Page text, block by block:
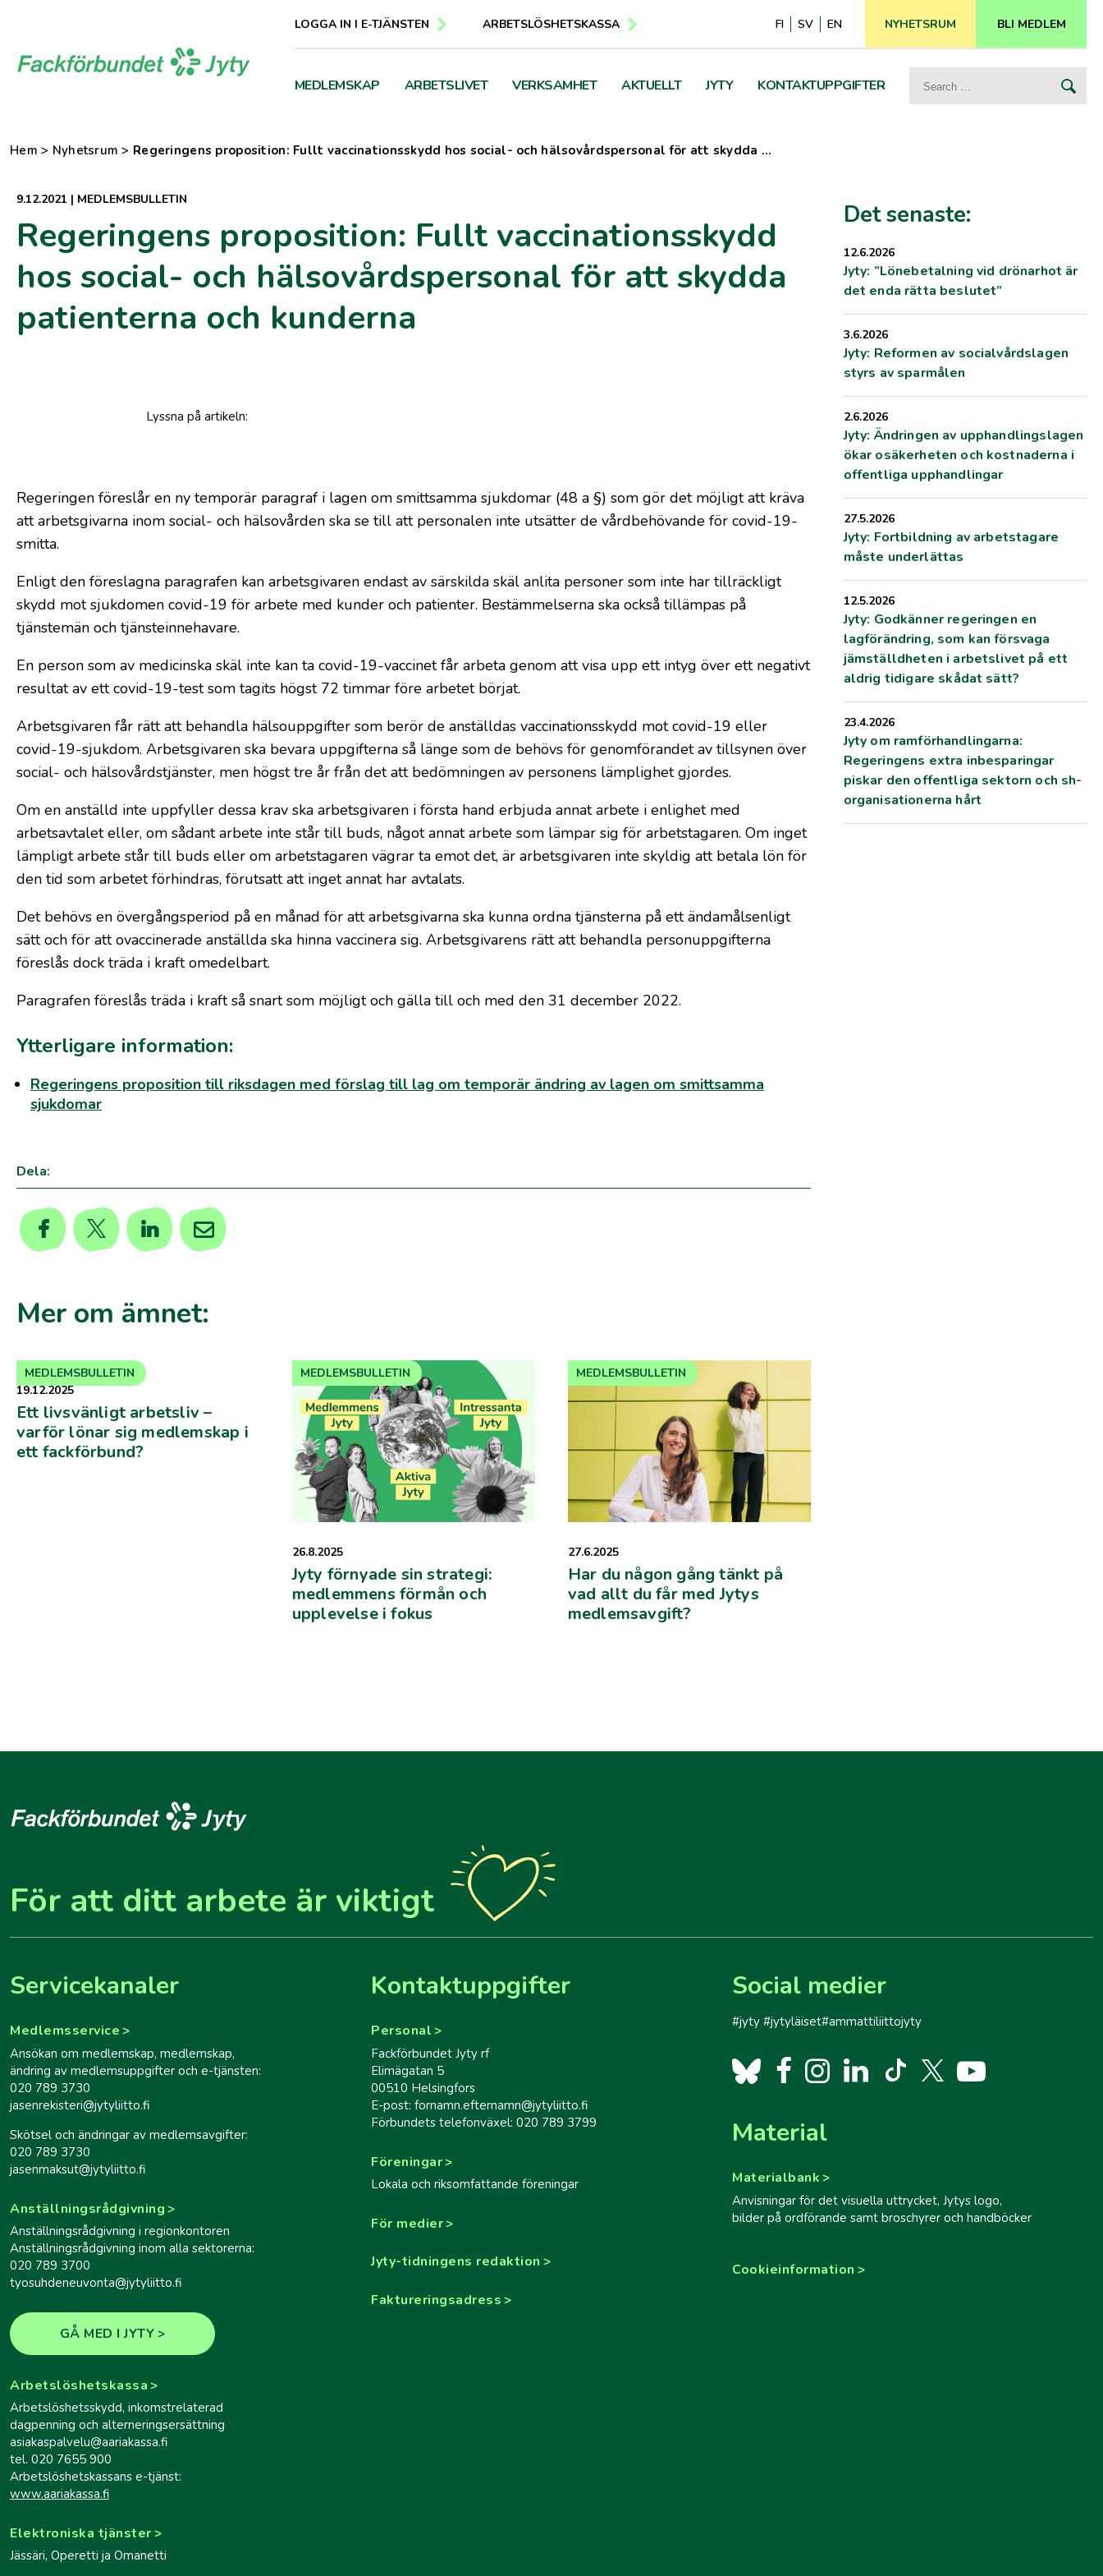
LOGGA IN I E-TJÄNSTEN ARBETSLÖSHETSKASSA FI SV EN NYHETSRUM BLI MEDLEM
MEDLEMSKAP ARBETSLIVET VERKSAMHET AKTUELLT JYTY KONTAKTUPPGIFTER
Search
for:
Hem > Nyhetsrum > Regeringens proposition: Fullt vaccinationsskydd hos social- och hälsovårdspersonal för att skydda …
9.12.2021 | MEDLEMSBULLETIN
Regeringens proposition: Fullt vaccinationsskydd
hos social- och hälsovårdspersonal för att skydda
patienterna och kunderna
Lyssna på artikeln:
Regeringen föreslår en ny temporär paragraf i lagen om smittsamma sjukdomar (48 a §) som gör det möjligt att kräva
att arbetsgivarna inom social- och hälsovården ska se till att personalen inte utsätter de vårdbehövande för covid-19-
smitta.
Enligt den föreslagna paragrafen kan arbetsgivaren endast av särskilda skäl anlita personer som inte har tillräckligt
skydd mot sjukdomen covid-19 för arbete med kunder och patienter. Bestämmelserna ska också tillämpas på
tjänstemän och tjänsteinnehavare.
En person som av medicinska skäl inte kan ta covid-19-vaccinet får arbeta genom att visa upp ett intyg över ett negativt
resultat av ett covid-19-test som tagits högst 72 timmar före arbetet börjat.
Arbetsgivaren får rätt att behandla hälsouppgifter som berör de anställdas vaccinationsskydd mot covid-19 eller
covid-19-sjukdom. Arbetsgivaren ska bevara uppgifterna så länge som de behövs för genomförandet av tillsynen över
social- och hälsovårdstjänster, men högst tre år från det att bedömningen av personens lämplighet gjordes.
Om en anställd inte uppfyller dessa krav ska arbetsgivaren i första hand erbjuda annat arbete i enlighet med
arbetsavtalet eller, om sådant arbete inte står till buds, något annat arbete som lämpar sig för arbetstagaren. Om inget
lämpligt arbete står till buds eller om arbetstagaren vägrar ta emot det, är arbetsgivaren inte skyldig att betala lön för
den tid som arbetet förhindras, förutsatt att inget annat har avtalats.
Det behövs en övergångsperiod på en månad för att arbetsgivarna ska kunna ordna tjänsterna på ett ändamålsenligt
sätt och för att ovaccinerade anställda ska hinna vaccinera sig. Arbetsgivarens rätt att behandla personuppgifterna
föreslås dock träda i kraft omedelbart.
Paragrafen föreslås träda i kraft så snart som möjligt och gälla till och med den 31 december 2022.
Ytterligare information:
Regeringens proposition till riksdagen med förslag till lag om temporär ändring av lagen om smittsamma
sjukdomar
Dela:
Mer om ämnet:
19.12.2025
Ett livsvänligt arbetsliv –
varför lönar sig medlemskap i
ett fackförbund?
MEDLEMSBULLETIN
26.8.2025
Jyty förnyade sin strategi:
medlemmens förmån och
upplevelse i fokus
MEDLEMSBULLETIN
27.6.2025
Har du någon gång tänkt på
vad allt du får med Jytys
medlemsavgift?
MEDLEMSBULLETIN
Det senaste:
12.6.2026
Jyty: ”Lönebetalning vid drönarhot är
det enda rätta beslutet”
3.6.2026
Jyty: Reformen av socialvårdslagen
styrs av sparmålen
2.6.2026
Jyty: Ändringen av upphandlingslagen
ökar osäkerheten och kostnaderna i
offentliga upphandlingar
27.5.2026
Jyty: Fortbildning av arbetstagare
måste underlättas
12.5.2026
Jyty: Godkänner regeringen en
lagförändring, som kan försvaga
jämställdheten i arbetslivet på ett
aldrig tidigare skådat sätt?
23.4.2026
Jyty om ramförhandlingarna:
Regeringens extra inbesparingar
piskar den offentliga sektorn och sh-
organisationerna hårt
För att ditt arbete är viktigt
Servicekanaler
Medlemsservice
Ansökan om medlemskap, medlemskap,
ändring av medlemsuppgifter och e-tjänsten:
020 789 3730
jasenrekisteri@jytyliitto.fi
Skötsel och ändringar av medlemsavgifter:
020 789 3730
jasenmaksut@jytyliitto.fi
Anställningsrådgivning
Anställningsrådgivning i regionkontoren
Anställningsrådgivning inom alla sektorerna:
020 789 3700
tyosuhdeneuvonta@jytyliitto.fi
GÅ MED I JYTY
Arbetslöshetskassa
Arbetslöshetsskydd, inkomstrelaterad
dagpenning och alterneringsersättning
asiakaspalvelu@aariakassa.fi
tel. 020 7655 900
Arbetslöshetskassans e-tjänst:
www.aariakassa.fi
Elektroniska tjänster
Jässäri, Operetti ja Omanetti
Kontaktuppgifter
Personal
Fackförbundet Jyty rf
Elimägatan 5
00510 Helsingfors
E-post: fornamn.efternamn@jytyliitto.fi
Förbundets telefonväxel: 020 789 3799
Föreningar
Lokala och riksomfattande föreningar
För medier
Jyty-tidningens redaktion
Faktureringsadress
Material
Materialbank
Anvisningar för det visuella uttrycket, Jytys logo,
bilder på ordförande samt broschyrer och handböcker
Cookieinformation
Social medier
#jyty #jytyläiset#ammattiliittojyty